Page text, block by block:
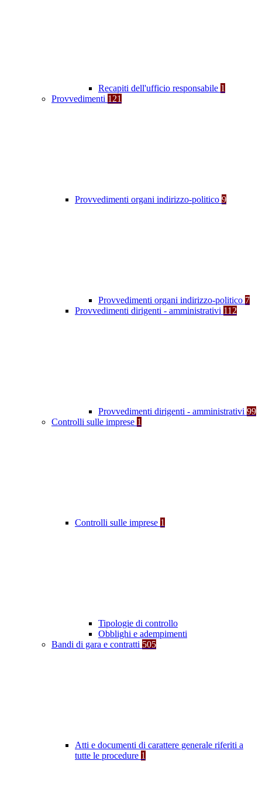
Recapiti dell'ufficio responsabile 1
Provvedimenti 121
Provvedimenti organi indirizzo-politico 9
Provvedimenti organi indirizzo-politico 7
Provvedimenti dirigenti - amministrativi 112
Provvedimenti dirigenti - amministrativi 99
Controlli sulle imprese 1
Controlli sulle imprese 1
Tipologie di controllo
Obblighi e adempimenti
Bandi di gara e contratti 505
Atti e documenti di carattere generale riferiti a
tutte le procedure 1